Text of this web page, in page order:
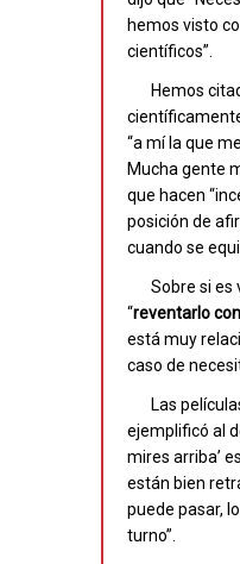
hemos visto
científicos”.
Hemos
“a mí la que
Mucha gente
que hacen
posición de
cuando se
Sobre si es
“reventarlo
está muy
caso de
Las
ejemplificó al
mires arriba’
están bien
puede pasar,
turno”.